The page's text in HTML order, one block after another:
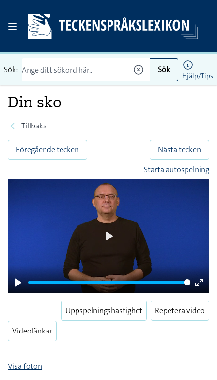
Sök: Sök
Hjälp/Tips
Din sko
Tillbaka
Föregående tecken
Nästa tecken
Starta autospelning
Play
Enter
Videolänkar
Uppspelningshastighet Repetera video
Visa foton